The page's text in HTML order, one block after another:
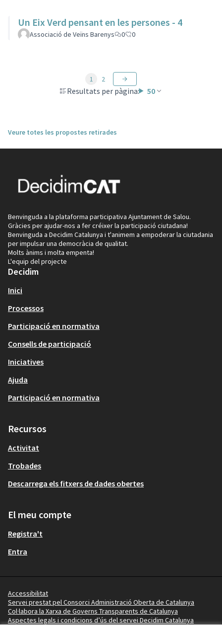
Un Eix Verd pensant en les persones - 4
Associació de Veïns Barenys 0 0
Resultats per pàgina: 50
1 2
Veure totes les propostes retirades
Benvinguda a la plataforma participativa Ajuntament de Salou.
Gràcies per ajudar-nos a fer créixer la participació ciutadana!
Benvinguda a Decidim Catalunya i t'animem a empoderar la ciutadania
per impulsar una democràcia de qualitat.
Molts ànims i molta empenta!
L'equip del projecte
Decidim
Inici
Processos
Participació en normativa
Consells de participació
Iniciatives
Ajuda
Participació en normativa
Recursos
Activitat
Trobades
Descarrega els fitxers de dades obertes
El meu compte
Registra't
Entra
Accessibilitat
Servei prestat pel Consorci Administració Oberta de Catalunya
Col·labora la Xarxa de Governs Transparents de Catalunya
Aspectes legals i condicions d’ús del servei Decidim Catalunya